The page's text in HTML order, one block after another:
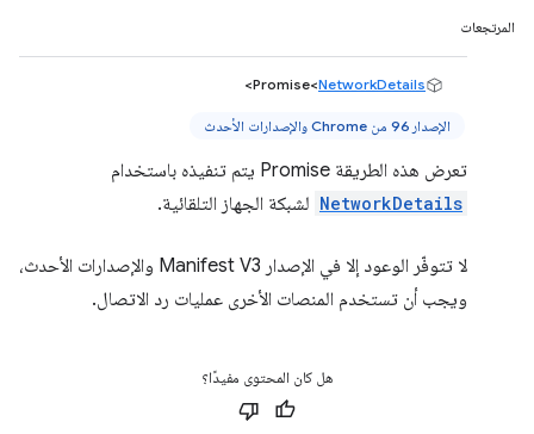
المرتجعات
Promise<NetworkDetails
>
الإصدار 96 من Chrome والإصدارات الأحدث
تعرض هذه الطريقة Promise يتم تنفيذه باستخدام
NetworkDetails لشبكة الجهاز التلقائية.
لا تتوفّر الوعود إلا في الإصدار Manifest V3 والإصدارات الأحدث،
ويجب أن تستخدم المنصات الأخرى عمليات رد الاتصال.
هل كان المحتوى مفيدًا؟